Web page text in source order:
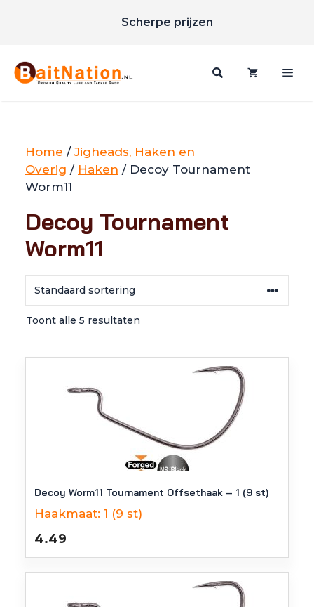
inhoud
Scherpe prijzen
Home /Jigheads, Haken en
Overig / Haken / Decoy Tournament
Worm11
Decoy Tournament
Worm11
Toont alle 5 resultaten
Decoy Worm11 Tournament Offsethaak – 1 (9 st)
Haakmaat: 1 (9 st)
4.49